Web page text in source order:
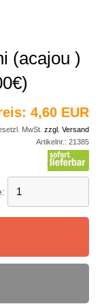
(acajou )
4,60 EUR
MwSt. zzgl. Versand
Artikelnr.: 21385